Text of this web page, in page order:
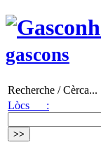
gascons
Recherche / Cèrca...
Lòcs :